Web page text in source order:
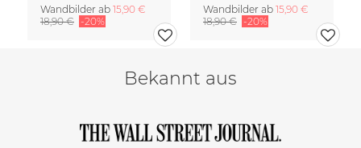
Wandbilder ab 15,90 €
18,90 € -20%
Wandbilder ab 15,90 €
18,90 € -20%
Bekannt aus